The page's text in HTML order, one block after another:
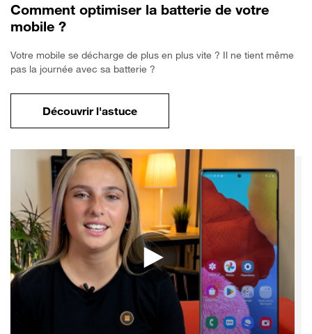
Comment optimiser la batterie de votre
mobile ?
Votre mobile se décharge de plus en plus vite ? Il ne tient même
pas la journée avec sa batterie ?
Découvrir l'astucepour Comment optimiser la batterie de